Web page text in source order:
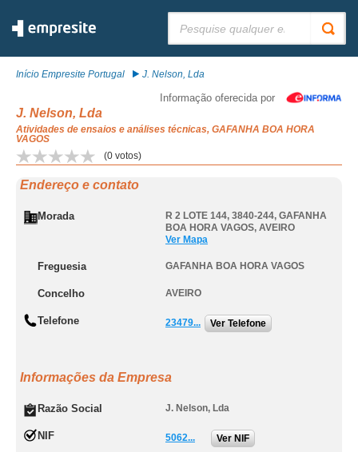
Início Empresite Portugal J. Nelson, Lda
Informação oferecida por
J. Nelson, Lda
Atividades de ensaios e análises técnicas, GAFANHA BOA HORA
VAGOS
(0 votos)
Endereço e contato
Morada R 2 LOTE 144, 3840-244, GAFANHA
BOA HORA VAGOS, AVEIRO
Ver Mapa
Freguesia GAFANHA BOA HORA VAGOS
Concelho AVEIRO
Telefone 23479... Ver Telefone
Informações da Empresa
Razão Social J. Nelson, Lda
NIF 5062... Ver NIF